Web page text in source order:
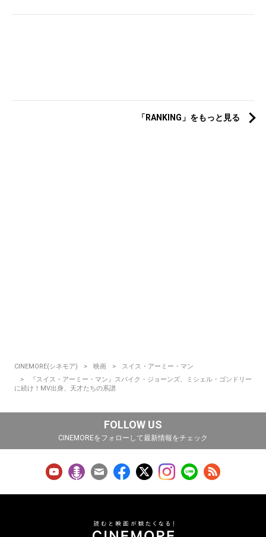
「RANKING」をもっと見る
CINEMORE(シネモア) 映画
スイス・アーミー・マン
『スイス・アーミー・マン』スパイク・ジョーンズ、ミシェル・ゴンドリー
に続け！MV出身、天才たちの系譜
FOLLOW US
CINEMOREをフォローして最新情報をチェック